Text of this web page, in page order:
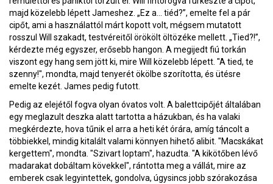
majd közelebb lépett Jameshez. „Ez a... tiéd?”, emelte fel a pár
cipőt, ami a használattól márt kopott volt, mégsem mutatott
rosszul Will szakadt, testvéreitől örökölt öltözéke mellett. „Tied?!”,
kérdezte még egyszer, erősebb hangon. A megijedt fiú torkán
viszont egy hang sem jött ki, mire Will közelebb lépett. "A tied, te
szenny!", mondta, majd tenyerét ökölbe szorította, és ütésre
emelte kezét. James pedig futott.
Pedig az elejétől fogva olyan óvatos volt. A balettcipőjét általában
egy meglazult deszka alatt tartotta a házukban, és ha valaki
megkérdezte, hova tűnik el arra a heti két órára, amíg táncolt a
többiekkel, mindig kitalált valami könnyen hihető alibit. "Macskákat
kergettem", mondta. "Szivart loptam", hazudta. "A kikötőben lévő
madarakat dobáltam kövekkel", rántotta meg a vállát, mire az
emberek csak legyintettek, gondolva, úgysincs jobb szórakozása